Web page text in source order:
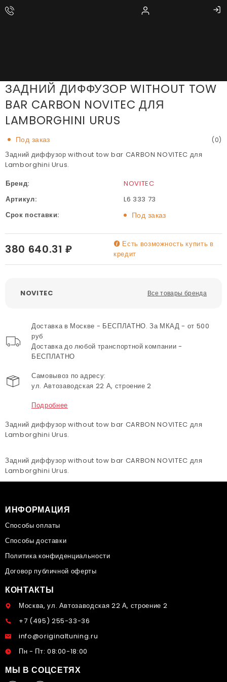
ЗАДНИЙ ДИФФУЗОР WITHOUT TOW
BAR CARBON NOVITEC ДЛЯ
LAMBORGHINI URUS
Под заказ (0)
Задний диффузор without tow bar CARBON NOVITEC для
Lamborghini Urus.
Бренд:
NOVITEC
Артикул:
L6 333 73
Срок поставки:
Под заказ
380 640.31 ₽
Есть возможность купить в
кредит
NOVITEC Все товары бренда
Доставка в Москве - БЕСПЛАТНО. За МКАД - от 500
руб
Доставка до любой транспортной компании -
БЕСПЛАТНО
Самовывоз по адресу:
ул. Автозаводская 22 А, строение 2
Подробнее
Задний диффузор without tow bar CARBON NOVITEC для
Lamborghini Urus.
Задний диффузор without tow bar CARBON NOVITEC для
Lamborghini Urus.
ИНФОРМАЦИЯ
Способы оплаты
Способы доставки
Политика конфиденциальности
Договор публичной оферты
КОНТАКТЫ
Москва, ул. Автозаводская 22 А, строение 2
+7 (495) 255-33-36
info@originaltuning.ru
Пн - Пт: 08:00-18:00
МЫ В СОЦСЕТЯХ